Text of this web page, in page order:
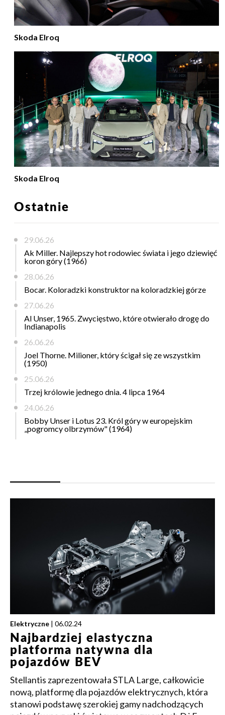
Skoda Elroq
Skoda Elroq
Ostatnie
29.06.26
Ak Miller. Najlepszy hot rodowiec świata i jego dziewięć
koron góry (1966)
28.06.26
Bocar. Koloradzki konstruktor na koloradzkiej górze
27.06.26
Al Unser, 1965. Zwycięstwo, które otwierało drogę do
Indianapolis
26.06.26
Joel Thorne. Milioner, który ścigał się ze wszystkim
(1950)
25.06.26
Trzej królowie jednego dnia. 4 lipca 1964
24.06.26
Bobby Unser i Lotus 23. Król góry w europejskim
„pogromcy olbrzymów" (1964)
Elektryczne | 06.02.24
Najbardziej elastyczna
platforma natywna dla
pojazdów BEV
Stellantis zaprezentowała STLA Large, całkowicie
nową, platformę dla pojazdów elektrycznych, która
stanowi podstawę szerokiej gamy nadchodzących